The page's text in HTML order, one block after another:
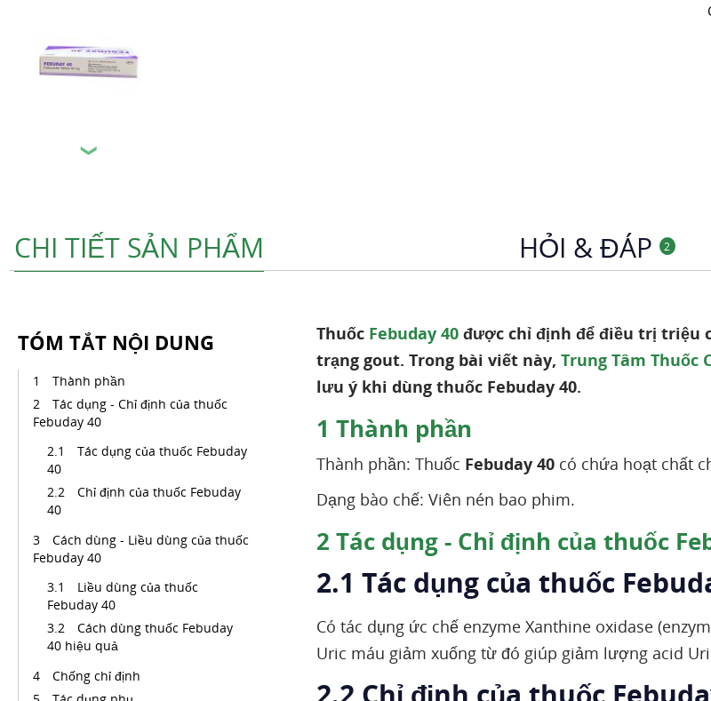
❯
CHI TIẾT SẢN PHẨM HỎI & ĐÁP 2
TÓM TẮT NỘI DUNG
Thành phần
Tác dụng - Chỉ định của thuốc
Febuday 40
Tác dụng của thuốc Febuday
40
Chỉ định của thuốc Febuday
40
Cách dùng - Liều dùng của thuốc
Febuday 40
Liều dùng của thuốc
Febuday 40
Cách dùng thuốc Febuday
40 hiệu quả
Chống chỉ định
Thuốc Febuday 40 được chỉ định để điều trị triệu
trạng gout. Trong bài viết này, Trung Tâm Thuốc
lưu ý khi dùng thuốc Febuday 40.
1 Thành phần
Thành phần: Thuốc Febuday 40 có chứa hoạt chất
Dạng bào chế: Viên nén bao phim.
2 Tác dụng - Chỉ định của thuốc
2.1 Tác dụng của thuốc
Có tác dụng ức chế enzyme Xanthine oxidase
Uric máu giảm xuống từ đó giúp giảm lượng acid